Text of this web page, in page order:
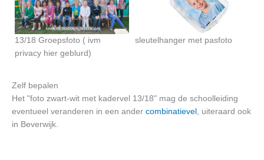
13/18 Groepsfoto ( ivm
privacy hier geblurd)
sleutelhanger met pasfoto
Zelf bepalen
Het "foto zwart-wit met kadervel 13/18" mag de schoolleiding
eventueel veranderen in een ander combinatievel , uiteraard ook
in Beverwijk.